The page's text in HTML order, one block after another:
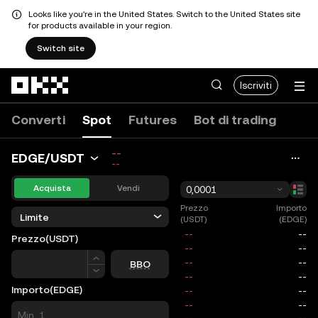
Looks like you're in the United States. Switch to the United States site
for products available in your region.
Switch site
Iscriviti
Converti Spot Futures Bot di trading
EDGE/USDT --
--
Acquista Vendi
Limite
Prezzo(USDT)
Prezzo
BBO
Importo(EDGE)
0,0001
Prezzo
(USDT)
Importo
(EDGE)